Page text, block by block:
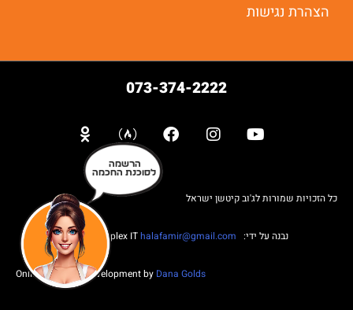
הצהרת נגישות
073-374-2222
כל הזכויות שמורות לג'וב קיטשן ישראל
נבנה על ידי: Web complex IT halafamir@gmail.com
Online Business Development by Dana Golds
הרשמה
לסוכנת החכמה